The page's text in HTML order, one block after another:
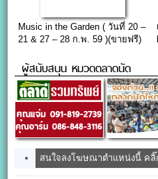
Music in the Garden ( วันที่ 20 –
21 & 27 – 28 ก.พ. 59 )(ขายฟรี)
ผู้สนับสนุน หมวดตลาดนัด
สนใจลงโฆษณาตำแหน่งนี้ คลิ๊